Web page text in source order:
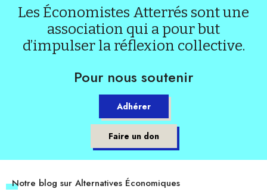
Les Économistes Atterrés sont une
association qui a pour but
d’impulser la réflexion collective.
Pour nous soutenir
Adhérer
Faire un don
Notre blog sur Alternatives Économiques